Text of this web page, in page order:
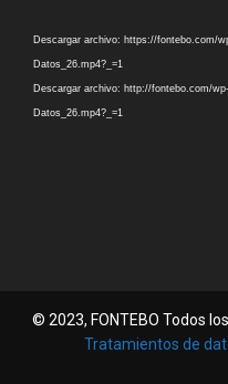
vídeo
Descargar archivo: https://fontebo.com/
Datos_26.mp4?_=1
Descargar archivo: http://fontebo.com/
Datos_26.mp4?_=1
© 2023, FONTEBO Todos
Tratamientos de